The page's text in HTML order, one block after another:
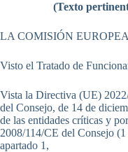
(Texto
LA COMISIÓN
Visto el Tratado de
Vista la Directiva (UE)
del Consejo, de 14 de
de las entidades críticas y
2008/114/CE del Consejo
apartado 1,